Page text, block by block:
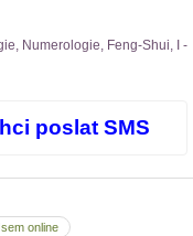
Numerologie, Feng-Shui, I -
poslat SMS
online